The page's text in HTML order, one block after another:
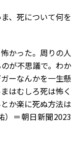
、死について何を
かった。周りの人
が不思議で。わか
ーなんかを一生懸
はむしろ死は怖く
か楽に死ぬ方法は
）＝朝日新聞2023